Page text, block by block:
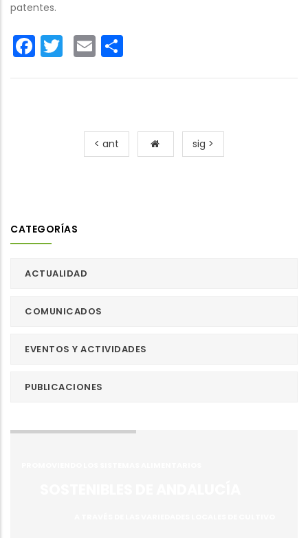
patentes.
Facebook
Twitter
Email
< ant sig >
CATEGORÍAS
ACTUALIDAD
COMUNICADOS
EVENTOS Y ACTIVIDADES
PUBLICACIONES